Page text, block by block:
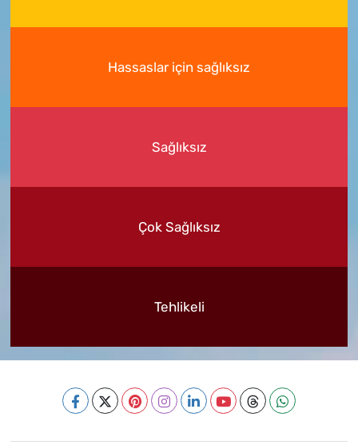
Hassaslar için sağlıksız
Sağlıksız
Çok Sağlıksız
Tehlikeli